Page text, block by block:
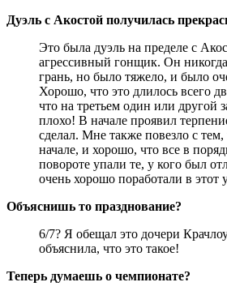
Дуэль с Акостой получилась
Это была дуэль на пределе с
агрессивный гонщик. Он
грань, но было тяжело, и было
Хорошо, что это длилось всего
что на третьем один или другой
плохо! В начале проявил
сделал. Мне также повезло с
начале, и хорошо, что все в
повороте упали те, у кого был
очень хорошо поработали в этот
Объяснишь то празднование?
6/7? Я обещал это дочери
объяснила, что это такое!
Теперь думаешь о чемпионате?